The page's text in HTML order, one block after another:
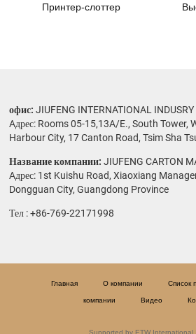
Принтер-слоттер
офис: JIUFENG INTERNATIONAL
Aдрес: Rooms 05-15,13A/E., South Tower,
Harbour City, 17 Canton Road, Tsim Sha
Название компании: JIUFENG CARTON
Aдрес: 1st Kuishu Road, Xiaoxiang
Dongguan City, Guangdong Province
Тел :+86-769-22171998
Главная О компании Список
компании Видео
Supported by ETW International